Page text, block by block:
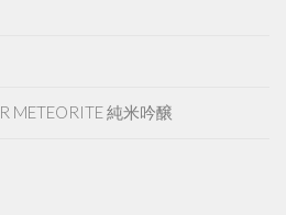
METEORITE 純米吟醸